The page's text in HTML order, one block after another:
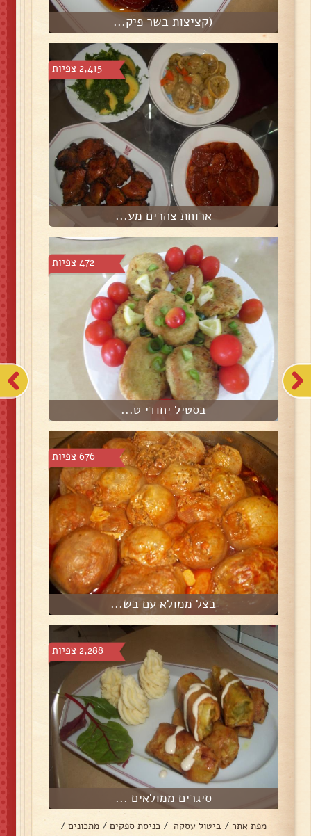
(קציצות בשר פיק...
2,415 צפיות
ארוחת צהרים מע...
472 צפיות
בסטיל יחודי ט...
676 צפיות
בצל ממולא עם בש...
2,288 צפיות
סיגרים ממולאים ...
מפת אתר / ביטול עסקה / כניסת ספקים / מתכונים /